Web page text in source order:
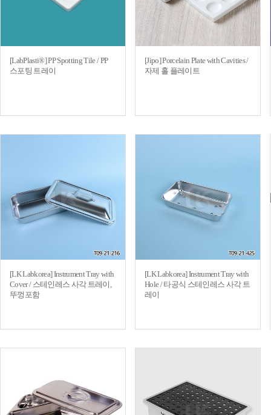
[LabPlasti®] PP Spotting Tile / PP
스포팅 트레이
[Jipo] Porcelain Plate with Cavities /
자제 홀 플레이트
[LK Labkorea] Instrument Tray with
Cover / 스테인레스 사각 트레이,
뚜껑포함
[LK Labkorea] Instrument Tray with
Hole / 타공식 스테인레스 사각 트
레이